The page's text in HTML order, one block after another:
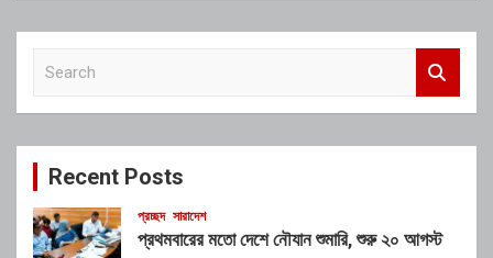
c
Recent Posts
প্রচ্ছদ সারাদেশ
প্রথমবারের মতো দেশে নৌযান শুমারি, শুরু ২০ আগস্ট